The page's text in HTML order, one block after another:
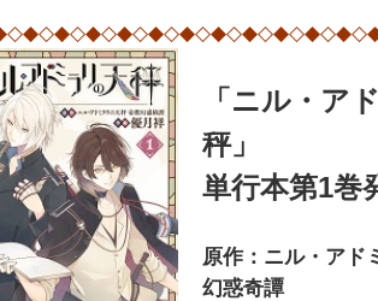
「ニル・ア
秤」
単行本第1巻
原作：ニル・ア
幻惑奇譚